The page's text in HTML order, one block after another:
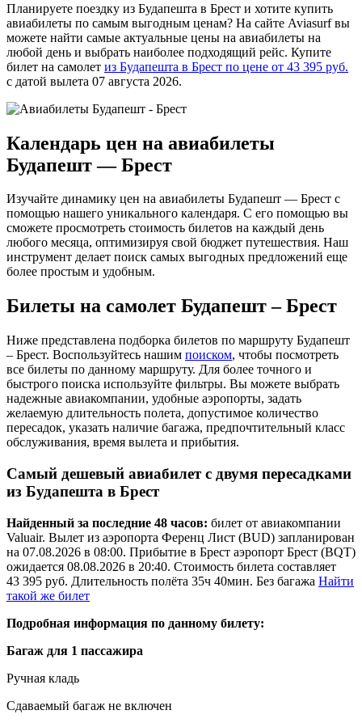
Планируете поездку из Будапешта в Брест и хотите купить
авиабилеты по самым выгодным ценам? На сайте Aviasurf вы
можете найти самые актуальные цены на авиабилеты на
любой день и выбрать наиболее подходящий рейс. Купите
билет на самолет из Будапешта в Брест по цене от 43 395 руб.
с датой вылета 07 августа 2026.
Календарь цен на авиабилеты
Будапешт — Брест
Изучайте динамику цен на авиабилеты Будапешт — Брест с
помощью нашего уникального календаря. С его помощью вы
сможете просмотреть стоимость билетов на каждый день
любого месяца, оптимизируя свой бюджет путешествия. Наш
инструмент делает поиск самых выгодных предложений еще
более простым и удобным.
Билеты на самолет Будапешт – Брест
Ниже представлена подборка билетов по маршруту Будапешт
– Брест. Воспользуйтесь нашим поиском, чтобы посмотреть
все билеты по данному маршруту. Для более точного и
быстрого поиска используйте фильтры. Вы можете выбрать
надежные авиакомпании, удобные аэропорты, задать
желаемую длительность полета, допустимое количество
пересадок, указать наличие багажа, предпочтительный класс
обслуживания, время вылета и прибытия.
Самый дешевый авиабилет с двумя пересадками
из Будапешта в Брест
Найденный за последние 48 часов: билет от авиакомпании
Valuair. Вылет из аэропорта Ференц Лист (BUD) запланирован
на 07.08.2026 в 08:00. Прибытие в Брест аэропорт Брест (BQT)
ожидается 08.08.2026 в 20:40. Стоимость билета составляет
43 395 руб. Длительность полёта 35ч 40мин. Без багажа Найти
такой же билет
Подробная информация по данному билету:
Багаж для 1 пассажира
Ручная кладь
Сдаваемый багаж не включен